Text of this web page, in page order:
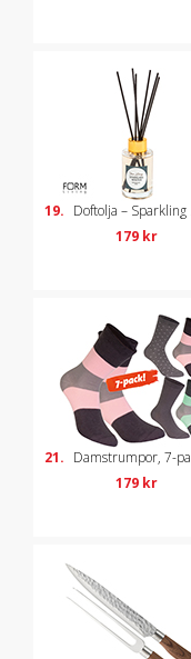
19. Doftolja – Sparkling Winter
179 kr
21. Damstrumpor, 7-pack, strl 36-40
179 kr